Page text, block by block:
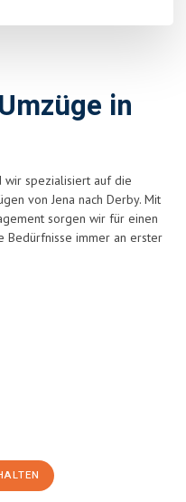
in
wir spezialisiert auf die
von Jena nach Derby. Mit
sorgen wir für einen
Bedürfnisse immer an erster